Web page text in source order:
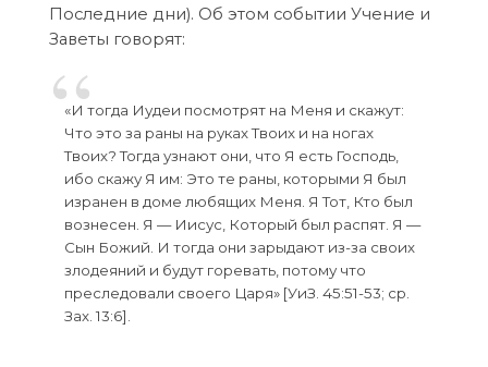
Последние дни). Об этом событии Учение и
Заветы говорят:
«И тогда Иудеи посмотрят на Меня и скажут:
Что это за раны на руках Твоих и на ногах
Твоих? Тогда узнают они, что Я есть Господь,
ибо скажу Я им: Это те раны, которыми Я был
изранен в доме любящих Меня. Я Тот, Кто был
вознесен. Я — Иисус, Который был распят. Я —
Сын Божий. И тогда они зарыдают из-за своих
злодеяний и будут горевать, потому что
преследовали своего Царя» [УиЗ. 45:51-53; ср.
Зах. 13:6].